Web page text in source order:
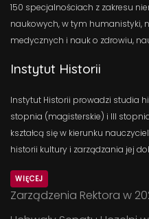
150 specjalnościach z zakresu
naukowych, w tym humanistyki,
medycznych i nauk o zdrowiu,
Instytut Historii
Instytut Historii prowadzi studia
stopnia (magisterskie) i III
kształcą się w kierunku
historii kultury i zarządzania jej
WIĘCEJ
Zarządzenia Rektora w